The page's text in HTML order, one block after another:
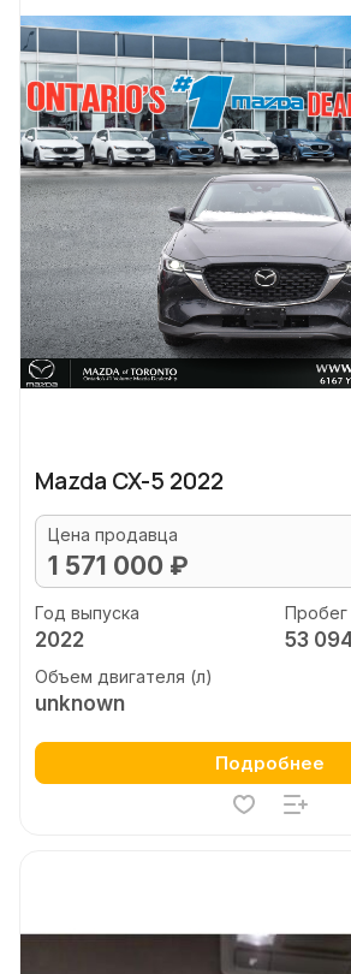
Mazda CX-5 2022
Цена продавца
1 571 000 ₽
Год выпуска
2022
Пробег
53
Объем двигателя (л)
unknown
Подробнее